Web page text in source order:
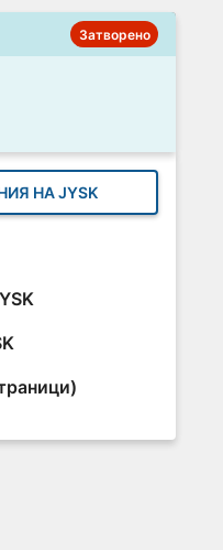
Затворено
НА JYSK